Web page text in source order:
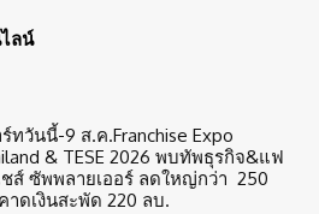
ลน์
ทวันนี้-9 ส.ค.Franchise Expo
& TESE 2026 พบทัพธุรกิจ&แฟ
ส์ ซัพพลายเออร์ ลดใหญ่กว่า 250
าดเงินสะพัด 220 ลบ.